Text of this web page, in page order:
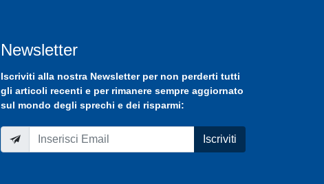
Newsletter
Iscriviti alla nostra Newsletterper non perderti tutti
gli articoli recenti e per rimanere sempre aggiornato
sul mondo degli sprechi e dei risparmi:
Iscriviti